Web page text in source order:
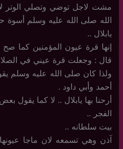
مشت لاجل توضي وتصلي الوتر
الله صلى الله عليه وسلم أسوة
يابلال ..
إنها قرة عيون المؤمنين كما صح
قال : وجعلت قرة عيني في
ولذا كان صلى الله عليه وسلم
أحمد وأبي داود .
أرحنا بها يابلال .. لا كما يقول
الفجر ..
بيت سلطانه ..
آذن وهي تسمعه لان ماجا